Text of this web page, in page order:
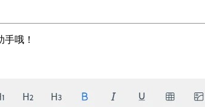
哦！